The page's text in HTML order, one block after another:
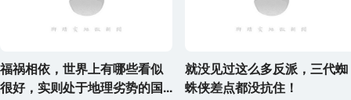
福祸相依，世界上有哪些看似
很好，实则处于地理劣势的国...
就没见过这么多反派，三代蜘
蛛侠差点都没抗住！